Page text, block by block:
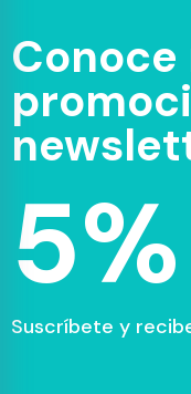
5%
Suscríbete y